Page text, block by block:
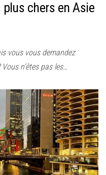
chers en Asie
vous vous demandez
n’êtes pas les…